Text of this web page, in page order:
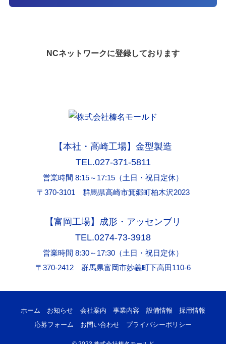
NCネットワークに登録しております
【本社・高崎工場】金型製造
TEL.027-371-5811
営業時間 8:15～17:15（土日・祝日定休）
〒370-3101 群馬県高崎市箕郷町柏木沢2023
【富岡工場】成形・アッセンブリ
TEL.0274-73-3918
営業時間 8:30～17:30（土日・祝日定休）
〒370-2412 群馬県富岡市妙義町下高田110-6
ホーム お知らせ 会社案内 事業内容 設備情報
採用情報
応募フォーム
お問い合わせ プライバシーポリシー